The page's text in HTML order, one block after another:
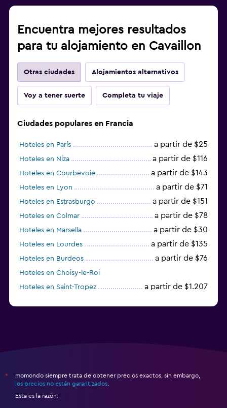
Encuentra mejores resultados
para tu alojamiento en Cavaillon
Otras ciudades Alojamientos alternativos
Voy a tener suerte Completa tu viaje
Ciudades populares en Francia
Hoteles en París a partir de $25
Hoteles en Niza a partir de $116
Hoteles en Courbevoie a partir de $143
Hoteles en Lyon a partir de $71
Hoteles en Estrasburgo a partir de $151
Hoteles en Colmar a partir de $78
Hoteles en Marsella a partir de $30
Hoteles en Lourdes a partir de $135
Hoteles en Burdeos a partir de $76
Hoteles en Choisy-le-Roi
Hoteles en Saint-Tropez
a partir de $1.207
*
momondo siempre trata de obtener precios exactos, sin embargo,
los precios no están garantizados
Esta es la razón: